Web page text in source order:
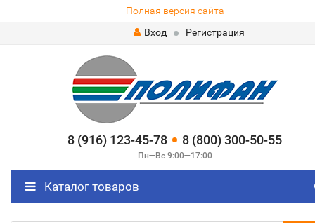
Полная версия сайта
Вход
Регистрация
8 (916) 123-45-78 8 (800) 300-50-55
Пн—Вс 9:00—17:00
Каталог товаров